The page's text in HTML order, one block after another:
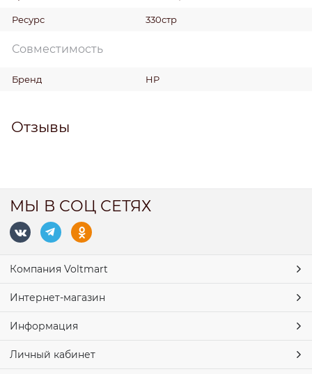
Ресурс 330стр
Совместимость
Бренд HP
Отзывы
МЫ В СОЦ СЕТЯХ
Компания Voltmart
Интернет-магазин
Информация
Личный кабинет